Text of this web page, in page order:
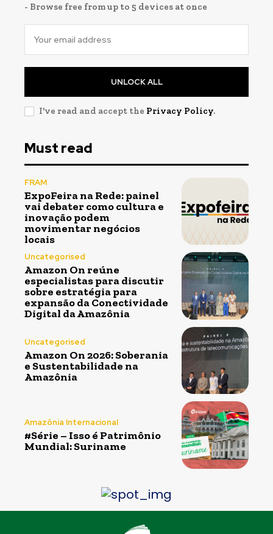
- Browse free from up to 5 devices at once
UNLOCK ALL
I've read and accept the Privacy Policy.
Must read
FRAM
ExpoFeira na Rede: painel
vai debater como cultura e
inovação podem
movimentar negócios
locais
Uncategorised
Amazon On reúne
especialistas para discutir
sobre estratégia para
expansão da Conectividade
Digital da Amazônia
Uncategorised
Amazon On 2026: Soberania
e Sustentabilidade na
Amazônia
Amazônia Internacional
#Série – Isso é Patrimônio
Mundial: Suriname